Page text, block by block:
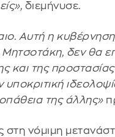
διεμήνυσε.
Αυτή η
δεν θα
και της
της άλλης»
νόμιμη